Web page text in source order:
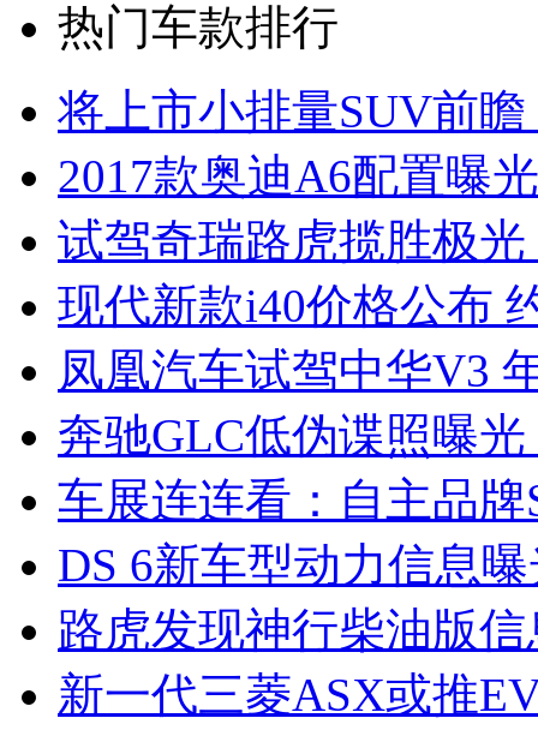
热门车款排行
将上市小排量SUV前
2017款奥迪A6配置曝
试驾奇瑞路虎揽胜极
现代新款i40价格公布
凤凰汽车试驾中华V3
奔驰GLC低伪谍照曝
车展连连看：自主品牌
DS 6新车型动力信息
路虎发现神行柴油版
新一代三菱ASX或推